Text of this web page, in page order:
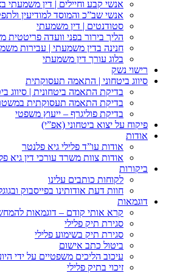
אנשי קבע וחיילים | דין משמעתי
אנשי שב”כ והמוסד למודיעין
סטודנטים | דין משמעתי
הליך בירור בפני וועדה
חנינה בדין משמעתי | עבירות
בלוג עורך דין משמעתי
רישוי נשק
סיווג ביטחוני | התאמה תעסוקתית
בדיקת התאמה ביטחונית | סיווג
בדיקת התאמה תעסוקתית
בדיקת פוליגרף – ייעוץ משפטי
פיקוח על יצוא ביטחוני (אפ”י)
אודות
אודות עו”ד פלילי גיא פלנטר
אודות צוות משרד עורכי דין גיא
ביקורות
לקוחות כותבים עלינו
חוות דעת אודותינו בפייסבוק
דוגמאות
קרא אותי קודם – דוגמאות
סגירת תיק פלילי
סגירת תיק בשימוע פלילי
ביטול כתב אישום
עיכוב הליכים משפטיים על ידי
זיכוי בתיק פלילי